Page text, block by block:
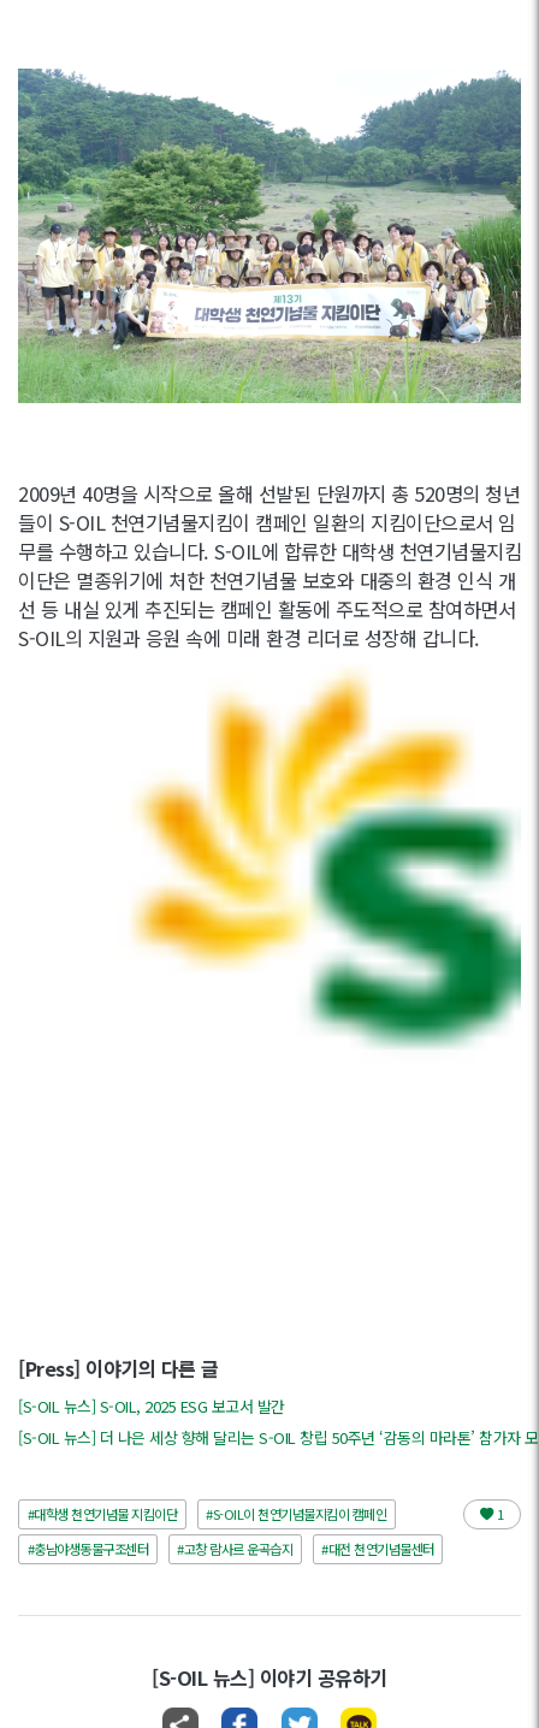
2009년 40명을 시작으로 올해 선발된 단원까지 총 520명의 청년
들이 S-OIL 천연기념물지킴이 캠페인 일환의 지킴이단으로서 임
무를 수행하고 있습니다. S-OIL에 합류한 대학생 천연기념물지킴
이단은 멸종위기에 처한 천연기념물 보호와 대중의 환경 인식 개
선 등 내실 있게 추진되는 캠페인 활동에 주도적으로 참여하면서
S-OIL의 지원과 응원 속에 미래 환경 리더로 성장해 갑니다.
[Press] 이야기의 다른 글
[S-OIL 뉴스] S-OIL, 2025 ESG 보고서 발간
[S-OIL 뉴스] 더 나은 세상 향해 달리는 S-OIL 창립 50주년 ‘감동의 마라톤’ 참가자
#대학생 천연기념물 지킴이단
#S-OIL이 천연기념물지킴이 캠페인
#충남야생동물구조센터
#고창 람사르 운곡습지 #대전 천연기념물센터
1
[S-OIL 뉴스] 이야기 공유하기